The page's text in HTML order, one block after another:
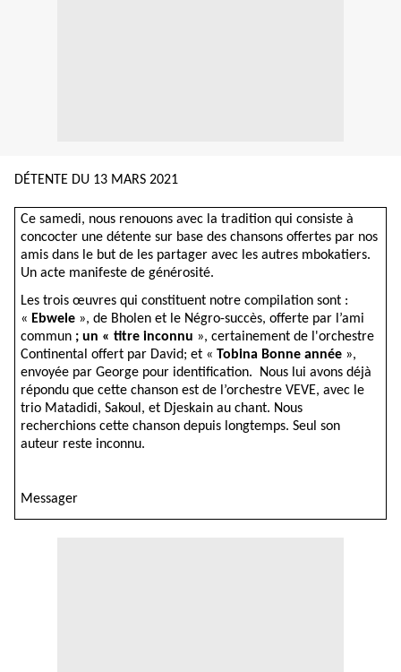
DÉTENTE DU 13 MARS 2021
Ce samedi, nous renouons avec la tradition qui consiste à
concocter une détente sur base des chansons offertes par nos
amis dans le but de les partager avec les autres mbokatiers.
Un acte manifeste de générosité.
Les trois œuvres qui constituent notre compilation sont :
« Ebwele », de Bholen et le Négro-succès, offerte par l’ami
commun ; un « titre inconnu », certainement de l'orchestre
Continental offert par David; et « Tobina Bonne année»,
envoyée par George pour identification. Nous lui avons déjà
répondu que cette chanson est de l’orchestre VEVE, avec le
trio Matadidi, Sakoul, et Djeskain au chant. Nous
recherchions cette chanson depuis longtemps. Seul son
auteur reste inconnu.
Messager